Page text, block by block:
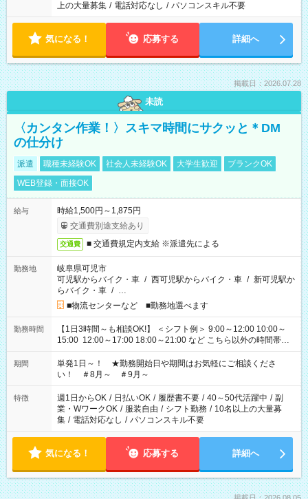
上の大量募集 / 電話対応なし / パソコンスキル不要
気になる！ 応募する 詳細へ
掲載日：2026.07.28
未読
〈カンタン作業！〉スキマ時間にサクッと＊DM
の仕分け
派遣 職種未経験OK 社会人未経験OK 大学生歓迎
ブランクOK
WEB登録・面接OK
給与
時給1,500円～1,875円
交通費別途支給あり
交通費 ■ 交通費規定内支給 ※派遣先による
勤務地
岐阜県可児市
可児駅からバイク・車 / 西可児駅からバイク・車 / 新可児駅か
らバイク・車 / …
■物流センターなど ■勤務地選べます
勤務時間
【1日3時間～も相談OK!】 ＜シフト例＞ 9:00～12:00 10:00～
15:00 12:00～17:00 18:00～21:00 など こちら以外の時間帯も
お気軽にご相談ください！
期間
単発1日～！ ★勤務開始日や期間はお気軽にご相談くださ
い！ ＃8月～ ＃9月～
特徴 週1日からOK / 日払いOK / 履歴書不要 / 40～50代活躍中 / 副
業・WワークOK / 服装自由 / シフト勤務 / 10名以上の大量募
集 / 電話対応なし / パソコンスキル不要
気になる！ 応募する 詳細へ